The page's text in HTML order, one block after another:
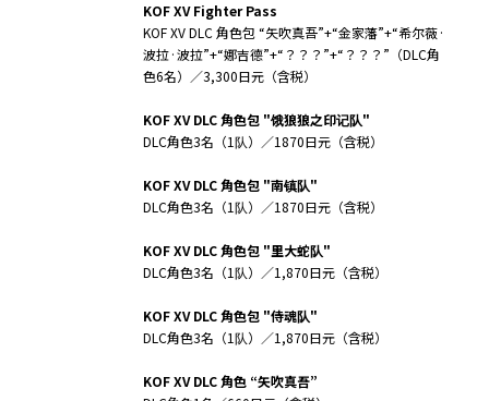
KOF XV Fighter Pass
KOF XV DLC 角色包 “矢吹真吾”+“金家藩”+“希尔薇·
波拉·波拉”+“娜吉德”+“？？？”+“？？？”（DLC角
色6名）／3,300日元（含税）
KOF XV DLC角色包 "饿狼狼之印记队"
DLC角色3名（1队）／1870日元（含税）
KOF XV DLC角色包 "南镇队"
DLC角色3名（1队）／1870日元（含税）
KOF XV DLC角色包 "里大蛇队"
DLC角色3名（1队）／1,870日元（含税）
KOF XV DLC角色包 "侍魂队"
DLC角色3名（1队）／1,870日元（含税）
KOF XV DLC角色 “矢吹真吾”